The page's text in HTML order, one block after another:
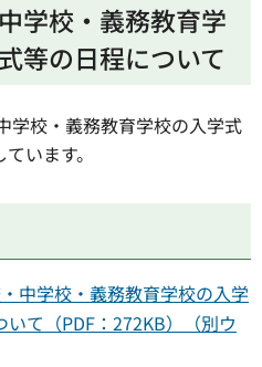
学校・義務教育学
等の日程について
学校・義務教育学校の入学式
います。
中学校・義務教育学校の入学
て（PDF：272KB）（別ウ